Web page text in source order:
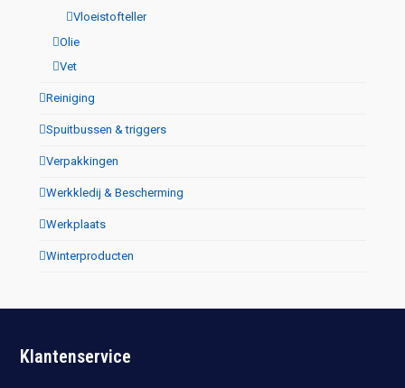
Vloeistofteller
Olie
Vet
Reiniging
Spuitbussen & triggers
Verpakkingen
Werkkledij & Bescherming
Werkplaats
Winterproducten
Klantenservice